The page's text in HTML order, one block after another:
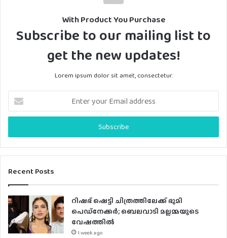
With Product You Purchase
Subscribe to our mailing list to
get the new updates!
Lorem ipsum dolor sit amet, consectetur.
Enter
your
Email
Recent Posts
റിഷഭ് ഷെട്ടി ചിത്രത്തിലേക്ക് ഭൂമി
പെഡ്‌നേക്കർ; ബെലവാടി മല്ലമ്മയുടെ
വേഷത്തിൽ
1 week ago